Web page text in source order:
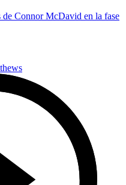
de Connor McDavid en la fase